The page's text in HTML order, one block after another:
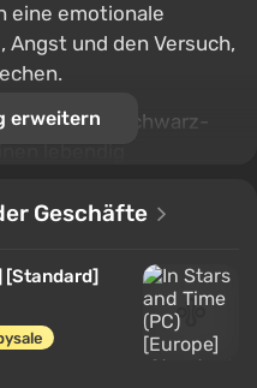
eine emotionale
Angst und den Versuch,
Schwarz-
langsam die
und
in dem jedes
bereits bekannter
erweitern
Geschäfte
[Standard]